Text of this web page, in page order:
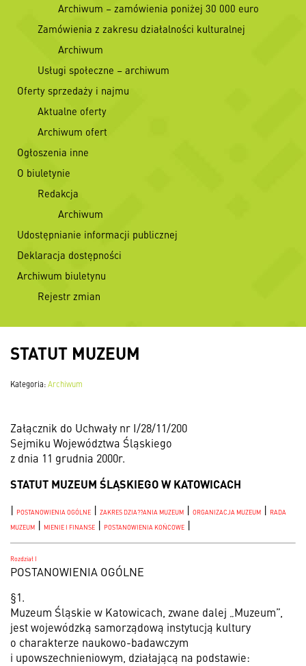
Archiwum – zamówienia poniżej 30 000 euro
Zamówienia z zakresu działalności kulturalnej
Archiwum
Usługi społeczne – archiwum
Oferty sprzedaży i najmu
Aktualne oferty
Archiwum ofert
Ogłoszenia inne
O biuletynie
Redakcja
Archiwum
Udostępnianie informacji publicznej
Deklaracja dostępności
Archiwum biuletynu
Rejestr zmian
STATUT MUZEUM
Kategoria:Archiwum
Załącznik do Uchwały nr I/28/11/200
Sejmiku Województwa Śląskiego
z dnia 11 grudnia 2000r.
STATUT MUZEUM ŚLĄSKIEGO W KATOWICACH
| POSTANOWIENIA OGÓLNE | ZAKRES DZIA??ANIA MUZEUM | ORGANIZACJA MUZEUM | RADA
MUZEUM | MIENIE I FINANSE | POSTANOWIENIA KOŃCOWE |
Rozdział I
POSTANOWIENIA OGÓLNE
§1.
Muzeum Śląskie w Katowicach, zwane dalej „Muzeum”,
jest wojewódzką samorządową instytucją kultury
o charakterze naukowo-badawczym
i upowszechnieniowym, działającą na podstawie: